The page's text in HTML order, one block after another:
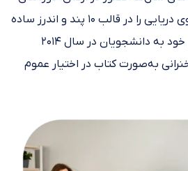
آموزشی و تمرین‌های نیروی دریایی را در قالب ۱۰ پند و اندرز ساده
و کلیدی در طول سخنرانی خود به دانشجویان در سال ۲۰۱۴
به‌صورت کتاب در اختیار عموم